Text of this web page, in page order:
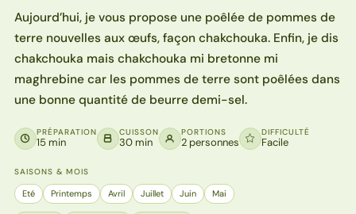
Aujourd’hui, je vous propose une poêlée de pommes de
terre nouvelles aux œufs, façon chakchouka. Enfin, je dis
chakchouka mais chakchouka mi bretonne mi
maghrebine car les pommes de terre sont poêlées dans
une bonne quantité de beurre demi-sel.
PRÉPARATION
15 min
CUISSON
30 min
PORTIONS
2 personnes
DIFFICULTÉ
Facile
SAISONS & MOIS
Eté Printemps Avril Juillet Juin Mai